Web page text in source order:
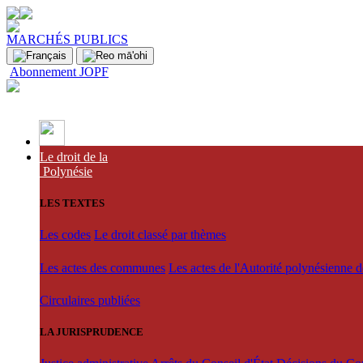
MARCHÉS PUBLICS
Abonnement JOPF
Le droit de la
Polynésie
LES TEXTES
Les codes Le droit classé par thèmes
Les actes des communes Les actes de l'Autorité polynésienne
Circulaires publiées
LA JURISPRUDENCE